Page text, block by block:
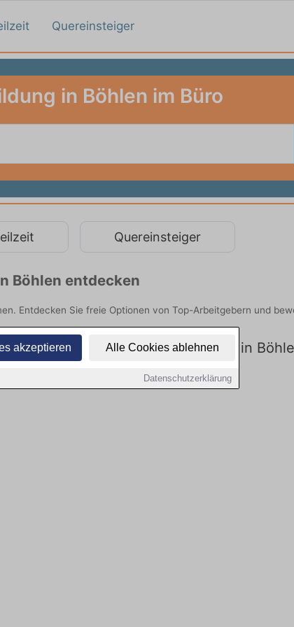
akzeptieren Alle Cookies ablehnen
Datenschutzerklärung
Quereinsteiger
in Böhlen im Büro
Quereinsteiger
Böhlen entdecken
Entdecken Sie freie Optionen von Top-Arbeitgebern und
Stellenangebote für Ausbildung in